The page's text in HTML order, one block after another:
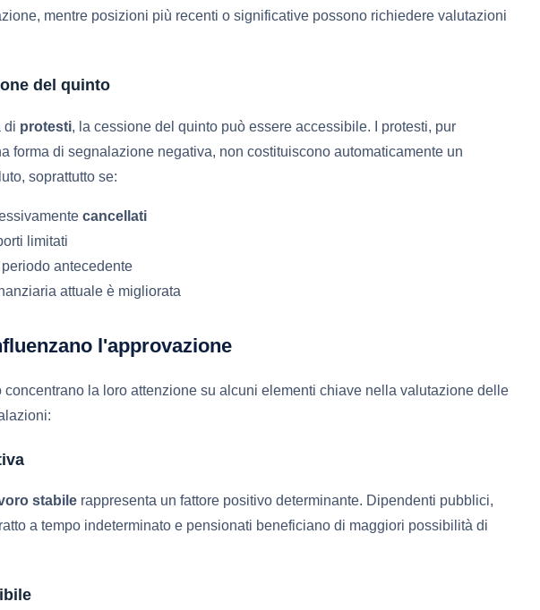
mentre posizioni più recenti o significative possono richiedere valutazioni
del quinto
di protesti, la cessione del quinto può essere accessibile. I protesti, pur
forma di segnalazione negativa, non costituiscono automaticamente un
soprattutto se:
cancellati
limitati
antecedente
attuale è migliorata
l'approvazione
concentrano la loro attenzione su alcuni elementi chiave nella valutazione delle
stabile rappresenta un fattore positivo determinante. Dipendenti pubblici,
a tempo indeterminato e pensionati beneficiano di maggiori possibilità di